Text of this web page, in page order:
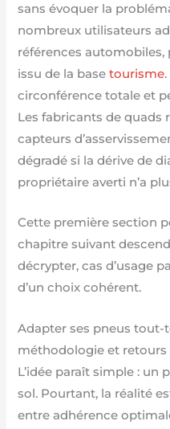
sans évoquer la
nombreux utilisateurs
références automobiles,
issu de la basetourisme
circonférence totale et
Les fabricants de quads
capteurs
dégradé si la dérive de
propriétaire averti n’a
Cette première section
chapitre suivant
décrypter, cas d’usage
d’un choix cohérent.
Adapter ses pneus
méthodologie et retours
L’idée paraît simple : un
sol. Pourtant, la réalité
entre adhérence